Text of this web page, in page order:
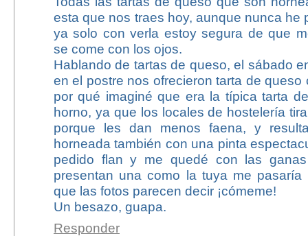
esta que nos traes hoy, aunque nunca he
ya solo con verla estoy segura de que
se come con los ojos.
Hablando de tartas de queso, el sábado
en el postre nos ofrecieron tarta de queso
por qué imaginé que era la típica tarta
horno, ya que los locales de hostelería
porque les dan menos faena, y
horneada también con una pinta
pedido flan y me quedé con las
presentan una como la tuya me
que las fotos parecen decir ¡cómeme!
Un besazo, guapa.
Responder